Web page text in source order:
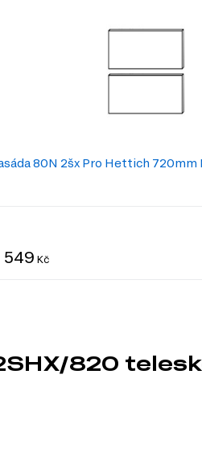
80N 2šx Pro Hettich 720mm
549 Kč
820